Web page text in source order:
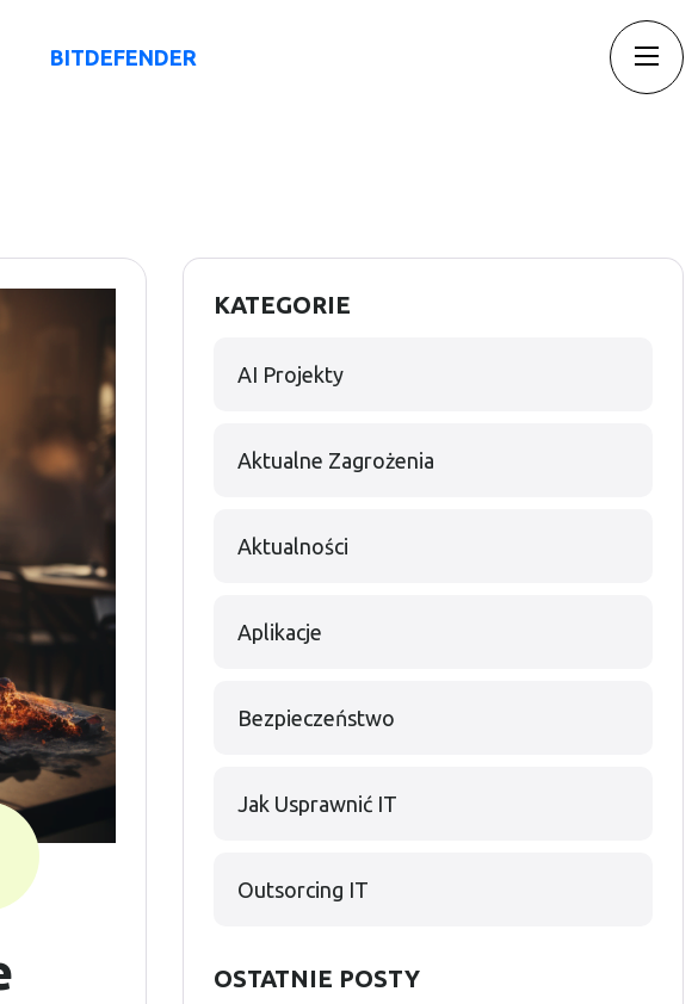
BITDEFENDER
KATEGORIE
AI Projekty
Aktualne Zagrożenia
Aktualności
Aplikacje
Bezpieczeństwo
Jak Usprawnić IT
Outsorcing IT
OSTATNIE POSTY